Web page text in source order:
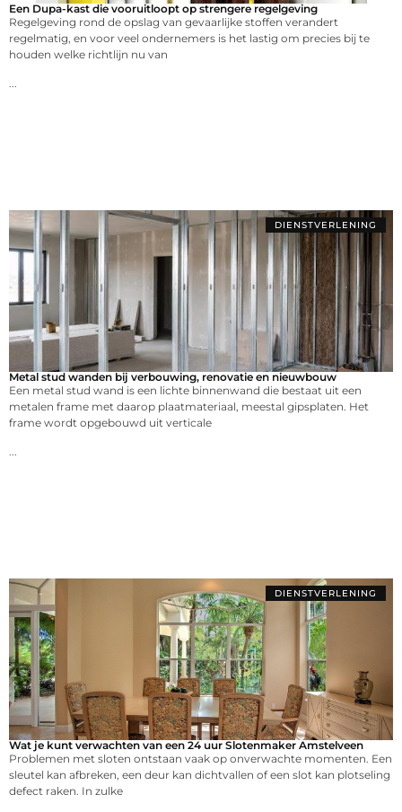
Een Dupa-kast die vooruitloopt op strengere regelgeving
Regelgeving rond de opslag van gevaarlijke stoffen verandert
regelmatig, en voor veel ondernemers is het lastig om precies bij te
houden welke richtlijn nu van
...
DIENSTVERLENING
Metal stud wanden bij verbouwing, renovatie en nieuwbouw
Een metal stud wand is een lichte binnenwand die bestaat uit een
metalen frame met daarop plaatmateriaal, meestal gipsplaten. Het
frame wordt opgebouwd uit verticale
...
DIENSTVERLENING
Wat je kunt verwachten van een 24 uur Slotenmaker Amstelveen
Problemen met sloten ontstaan vaak op onverwachte momenten. Een
sleutel kan afbreken, een deur kan dichtvallen of een slot kan plotseling
defect raken. In zulke